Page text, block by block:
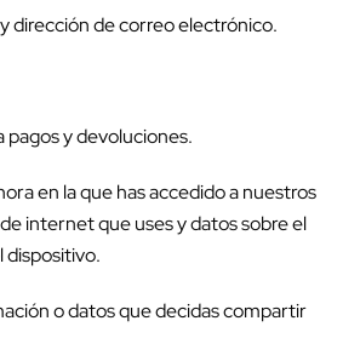
dirección de correo electrónico.
y devoluciones.
en la que has accedido a nuestros
internet que uses y datos sobre el
dispositivo.
o datos que decidas compartir